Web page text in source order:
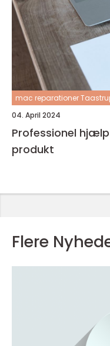
mac reparationer
04. April 2024
Professionel
produkt
Flere